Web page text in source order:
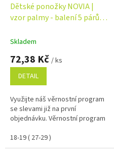
Dětské ponožky NOVIA |
vzor palmy - balení 5 párů
Skladem
72,38 Kč / ks
DETAIL
Využijte náš věrnostní program
se slevami již na první
objednávku. Věrnostní program
18-19 ( 27-29 )